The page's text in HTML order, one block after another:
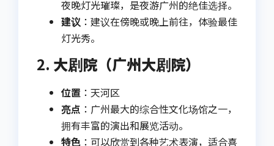
夜晚灯光璀璨，是夜游广州的绝佳选择。
建议 ：建议在傍晚或晚上前往，体验最佳
灯光秀。
2. 大剧院（广州大剧院）
位置 ：天河区
亮点 ：广州最大的综合性文化场馆之一，
拥有丰富的演出和展览活动。
特色 ：可以欣赏到各种艺术表演，适合喜